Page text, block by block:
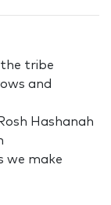
tribe
and
Hashanah
we make